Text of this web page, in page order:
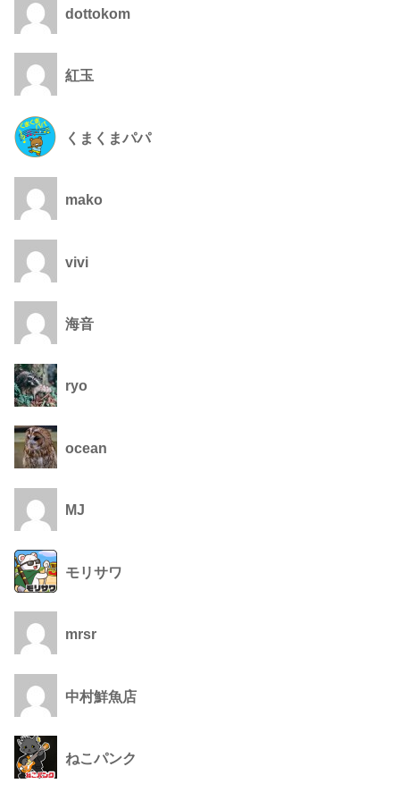
dottokom
紅玉
くまくまパパ
mako
vivi
海音
ryo
ocean
MJ
モリサワ
mrsr
中村鮮魚店
ねこパンク